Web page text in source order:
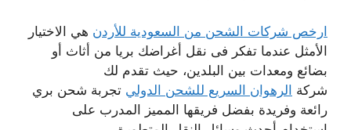
ارخص شركات الشحن من السعودية للأردن هي الاختيار
الأمثل عندما تفكر فى نقل أغراضك بريا من أثاث أو
بضائع ومعدات بين البلدين، حيث تقدم لك
شركة الرهوان السريع للشحن الدولي تجربة شحن بري
رائعة وفريدة بفضل فريقها المميز المدرب على